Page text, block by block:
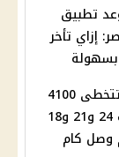
تطبيق
2024 في مصر: إزاي تأخر
بسهولة
أسعار الذهب اليوم في مصر تتخطى 4100
جنيه: ارتفاعات جديدة لعيارات 24 و21 و18
وصل كام